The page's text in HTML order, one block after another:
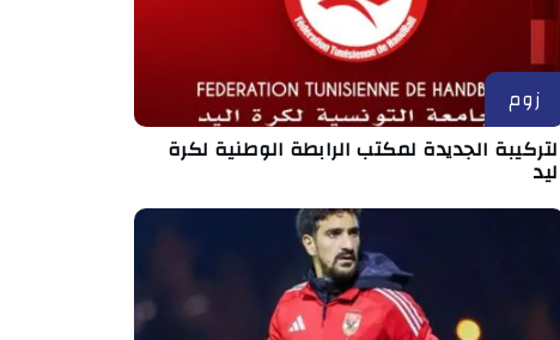
زوم
الجديدة لمكتب الرابطة الوطنية لكرة